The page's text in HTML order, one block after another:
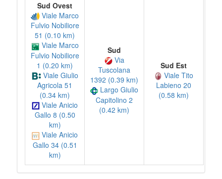
Sud Ovest
Viale Marco
Fulvio Nobiliore
51 (0.10 km)
Viale Marco
Fulvio Nobiliore
1 (0.20 km)
Viale Giulio
Agricola 51
(0.34 km)
Viale Anicio
Gallo 8 (0.50
km)
Viale Anicio
Gallo 34 (0.51
km)
Sud
Via
Tuscolana
1392 (0.39 km)
Largo Giulio
Capitolino 2
(0.42 km)
Sud Est
Viale Tito
Labieno 20
(0.58 km)